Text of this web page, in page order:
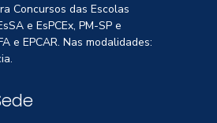
Concursos das Escolas
e EsPCEx, PM-SP e
e EPCAR. Nas modalidades: